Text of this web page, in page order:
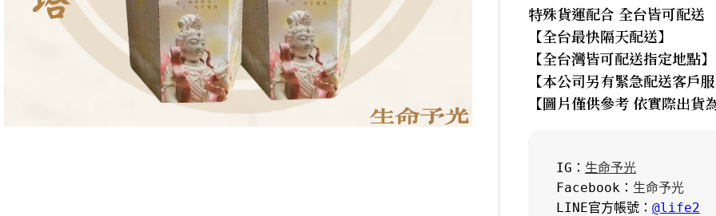
特殊貨運配合 全台皆可配送
【全台最快隔天配送】
【全台灣皆可配送指定地點】
【本公司另有緊急配送客戶
【圖片僅供參考 依實際出貨
IG： 生命予光
Facebook： 生命予光
LINE官方帳號： @life2